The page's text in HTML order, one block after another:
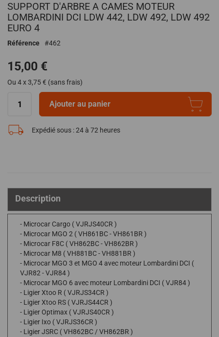
au
début
de
Galerie
SUPPORT D'ARBRE A CAMES MOTEUR
LOMBARDINI DCI LDW 442, LDW 492, LDW 492
EURO 4
Référence 462
15,00 €
Ou 4 x 3,75 € (sans frais)
Ajouter au panier
Expédié sous :24 à 72 heures
Description
- Microcar Cargo ( VJRJS40CR )
- Microcar MGO 2 ( VH861BC - VH861BR )
- Microcar F8C ( VH862BC - VH862BR )
- Microcar M8 ( VH881BC - VH881BR )
- Microcar MGO 3 et MGO 4 avec moteur Lombardini DCI (
VJR82 - VJR84 )
- Microcar MGO 6 avec moteur Lombardini DCI ( VJR84 )
- Ligier Xtoo R ( VJRJS34CR )
- Ligier Xtoo RS ( VJRJS44CR )
- Ligier Optimax ( VJRJS40CR )
- Ligier Ixo ( VJRJS36CR )
- Ligier JSRC ( VH862BC / VH862BR )